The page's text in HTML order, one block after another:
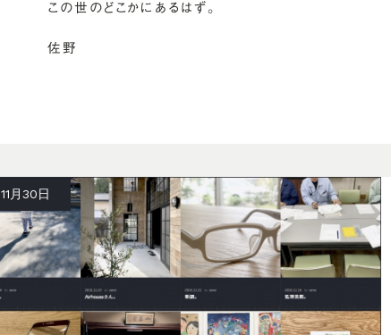
この世のどこかにあるはず。
佐野
11月30日